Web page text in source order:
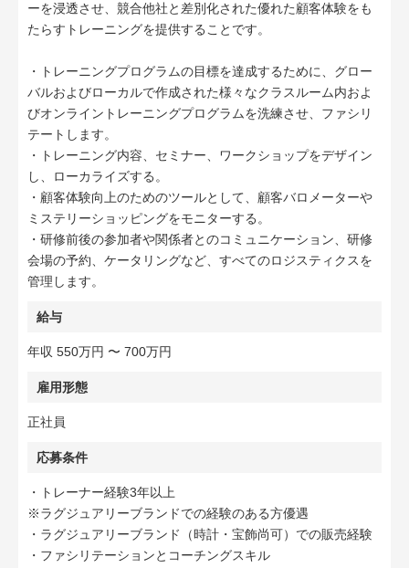
ーを浸透させ、競合他社と差別化された優れた顧客体験をも
たらすトレーニングを提供することです。
・トレーニングプログラムの目標を達成するために、グロー
バルおよびローカルで作成された様々なクラスルーム内およ
びオンライントレーニングプログラムを洗練させ、ファシリ
テートします。
・トレーニング内容、セミナー、ワークショップをデザイン
し、ローカライズする。
・顧客体験向上のためのツールとして、顧客バロメーターや
ミステリーショッピングをモニターする。
・研修前後の参加者や関係者とのコミュニケーション、研修
会場の予約、ケータリングなど、すべてのロジスティクスを
管理します。
給与
年収 550万円 〜 700万円
雇用形態
正社員
応募条件
・トレーナー経験3年以上
※ラグジュアリーブランドでの経験のある方優遇
・ラグジュアリーブランド（時計・宝飾尚可）での販売経験
・ファシリテーションとコーチングスキル